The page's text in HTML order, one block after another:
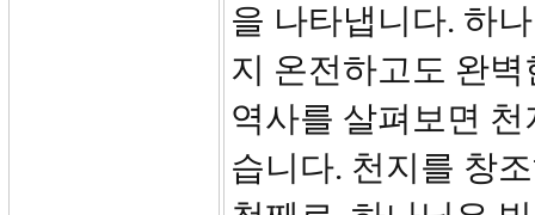
을 나타냅니다. 하
지 온전하고도 완
역사를 살펴보면
습니다. 천지를 창